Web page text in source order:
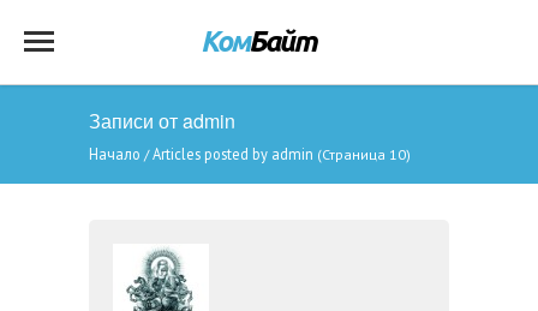
Записи от admin
Начало /Articles posted by admin (Страница 10)